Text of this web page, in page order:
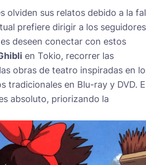
olviden sus relatos debido a la
prefiere dirigir a los seguidores
deseen conectar con estos
en Tokio, recorrer las
obras de teatro inspiradas en
tradicionales en Blu-ray y DVD.
absoluto, priorizando la